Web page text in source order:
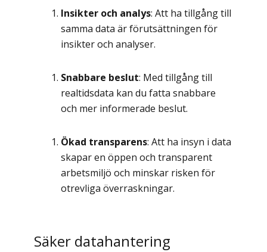
Insikter och analys: Att ha tillgång till
samma data är förutsättningen för
insikter och analyser.
Snabbare beslut: Med tillgång till
realtidsdata kan du fatta snabbare
och mer informerade beslut.
Ökad transparens: Att ha insyn i data
skapar en öppen och transparent
arbetsmiljö och minskar risken för
otrevliga överraskningar.
Säker datahantering